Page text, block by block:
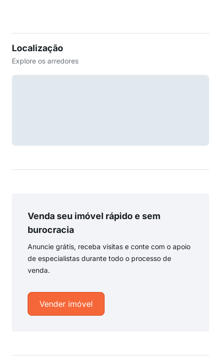
Localização
Explore os arredores
Venda seu imóvel rápido e sem
burocracia
Anuncie grátis, receba visitas e conte com o apoio
de especialistas durante todo o processo de
venda.
Vender imóvel